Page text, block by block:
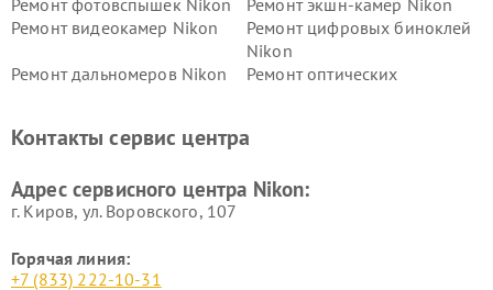
Ремонт фотовспышек Nikon
Ремонт экшн-камер Nikon
Ремонт видеокамер Nikon
Ремонт цифровых биноклей
Nikon
Ремонт дальномеров Nikon
Ремонт оптических
Контакты сервис центра
Адрес сервисного центра Nikon:
г. Киров, ул. Воровского, 107
Горячая линия:
+7 (833) 222-10-31